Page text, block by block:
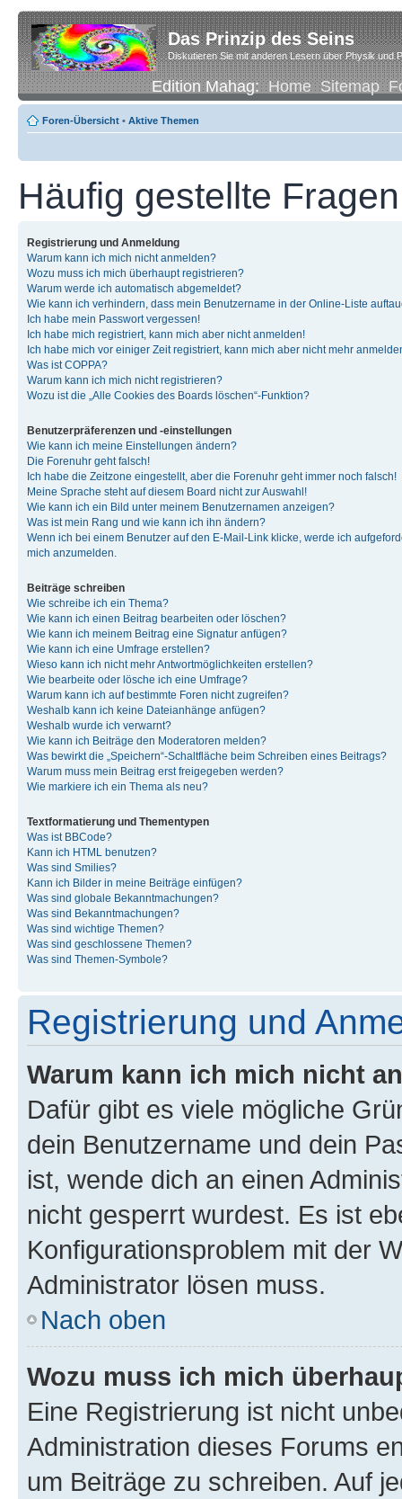
Das Prinzip des Seins
Diskutieren Sie mit anderen Lesern über Physik und
Edition Mahag:Home Sitemap
Foren-Übersicht • Aktive Themen
Häufig gestellte Fragen
Registrierung und Anmeldung
Warum kann ich mich nicht anmelden?
Wozu muss ich mich überhaupt registrieren?
Warum werde ich automatisch abgemeldet?
Wie kann ich verhindern, dass mein Benutzername in der Online-Liste
Ich habe mein Passwort vergessen!
Ich habe mich registriert, kann mich aber nicht anmelden!
Ich habe mich vor einiger Zeit registriert, kann mich aber nicht mehr
Was ist COPPA?
Warum kann ich mich nicht registrieren?
Wozu ist die „Alle Cookies des Boards löschen“-Funktion?
Benutzerpräferenzen und -einstellungen
Wie kann ich meine Einstellungen ändern?
Die Forenuhr geht falsch!
Ich habe die Zeitzone eingestellt, aber die Forenuhr geht immer noch falsch!
Meine Sprache steht auf diesem Board nicht zur Auswahl!
Wie kann ich ein Bild unter meinem Benutzernamen anzeigen?
Was ist mein Rang und wie kann ich ihn ändern?
Wenn ich bei einem Benutzer auf den E-Mail-Link klicke, werde ich
mich anzumelden.
Beiträge schreiben
Wie schreibe ich ein Thema?
Wie kann ich einen Beitrag bearbeiten oder löschen?
Wie kann ich meinem Beitrag eine Signatur anfügen?
Wie kann ich eine Umfrage erstellen?
Wieso kann ich nicht mehr Antwortmöglichkeiten erstellen?
Wie bearbeite oder lösche ich eine Umfrage?
Warum kann ich auf bestimmte Foren nicht zugreifen?
Weshalb kann ich keine Dateianhänge anfügen?
Weshalb wurde ich verwarnt?
Wie kann ich Beiträge den Moderatoren melden?
Was bewirkt die „Speichern“-Schaltfläche beim Schreiben eines Beitrags?
Warum muss mein Beitrag erst freigegeben werden?
Wie markiere ich ein Thema als neu?
Textformatierung und Thementypen
Was ist BBCode?
Kann ich HTML benutzen?
Was sind Smilies?
Kann ich Bilder in meine Beiträge einfügen?
Was sind globale Bekanntmachungen?
Was sind Bekanntmachungen?
Was sind wichtige Themen?
Was sind geschlossene Themen?
Was sind Themen-Symbole?
Registrierung und
Warum kann ich mich nicht
Dafür gibt es viele mögliche
dein Benutzername und dein
ist, wende dich an einen
nicht gesperrt wurdest. Es ist
Konfigurationsproblem mit der
Administrator lösen muss.
Nach oben
Wozu muss ich mich
Eine Registrierung ist nicht
Administration dieses Forums
um Beiträge zu schreiben. Auf